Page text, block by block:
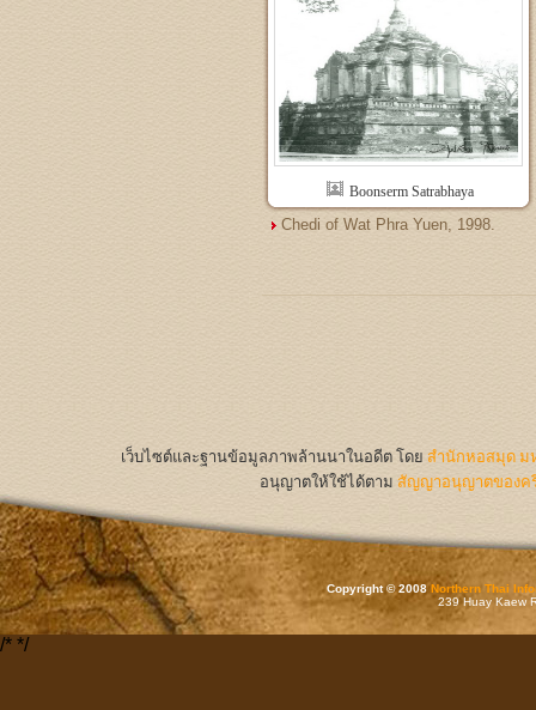
Boonserm Satrabhaya
Chedi of Wat Phra Yuen, 1998.
เว็บไซต์และฐานข้อมูลภาพล้านนาในอดีต โดย สำนักหอสมุด ม
อนุญาตให้ใช้ได้ตาม สัญญาอนุญาตของค
Copyright © 2008Northern Thai
239 Huay Kaew
/* */